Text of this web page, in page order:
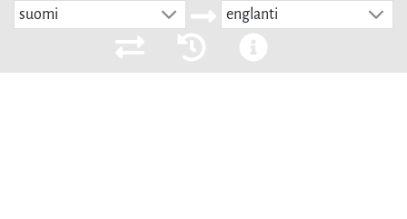
suomi englanti